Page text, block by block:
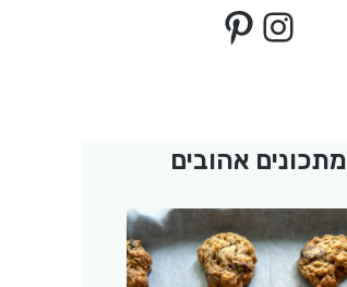
Instagram
Pinterest
מתכונים אהובים